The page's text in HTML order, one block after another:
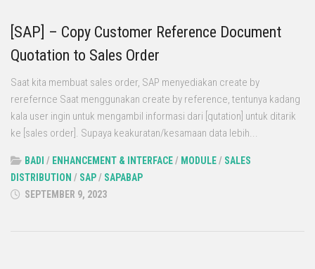
[SAP] – Copy Customer Reference Document
Quotation to Sales Order
Saat kita membuat sales order, SAP menyediakan create by
rerefernce Saat menggunakan create by reference, tentunya kadang
kala user ingin untuk mengambil informasi dari [qutation] untuk ditarik
ke [sales order]. Supaya keakuratan/kesamaan data lebih...
BADI / ENHANCEMENT & INTERFACE/ MODULE/ SALES
DISTRIBUTION / SAP/ SAPABAP
SEPTEMBER 9, 2023